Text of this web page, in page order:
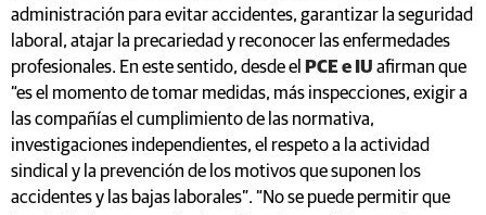
administración para evitar accidentes, garantizar la seguridad
laboral, atajar la precariedad y reconocer las enfermedades
profesionales. En este sentido, desde el
PCE e IU afirman que
“es el momento de tomar medidas, más inspecciones, exigir a
las compañías el cumplimiento de las normativa,
investigaciones independientes, el respeto a la actividad
sindical y la prevención de los motivos que suponen los
accidentes y las bajas laborales”. “No se puede permitir que